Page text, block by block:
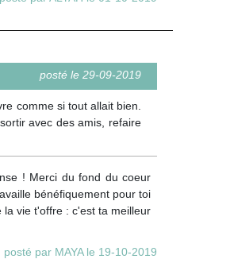
posté le 29-09-2019
comme si tout allait bien.
avec des amis, refaire
! Merci du fond du coeur
bénéfiquement pour toi
vie t'offre : c'est ta meilleur
posté par MAYA le 19-10-2019